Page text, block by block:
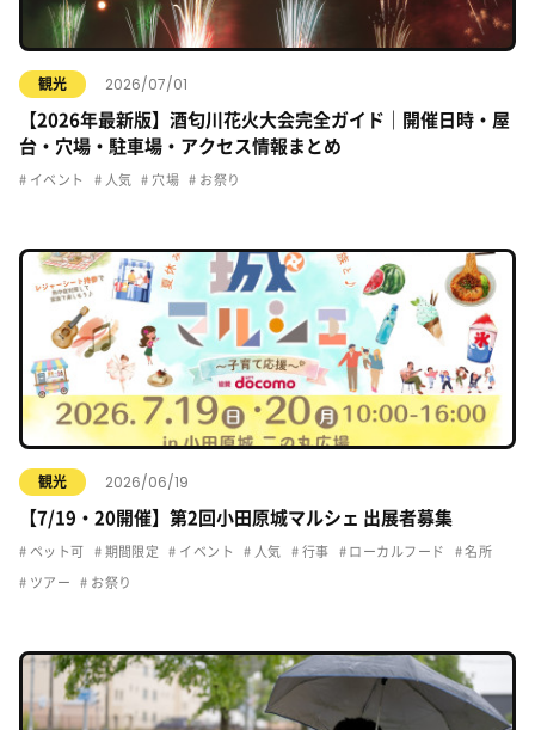
観光 2026/07/01
【2026年最新版】酒匂川花火大会完全ガイド｜開催日時・屋
台・穴場・駐車場・アクセス情報まとめ
イベント 人気 穴場 お祭り
観光 2026/06/19
【7/19・20開催】第2回小田原城マルシェ 出展者募集
ペット可 期間限定 イベント 人気 行事 ローカルフード 名所
ツアー お祭り